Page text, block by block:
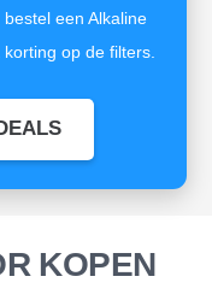
een Alkaline
op de filters.
KOPEN